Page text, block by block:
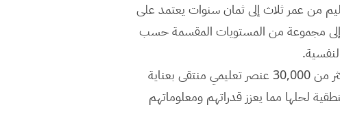
من عمر ثلاث إلى ثمان سنوات يعتمد على
إلى مجموعة من المستويات المقسمة حسب
بدمج هذه الطريقة مع ذكاء صنعي يكتشف أخطاء الطفل اللفظية عبر الاستماع والحوار واستخدام أكثر من 30,000 عنصر تعليمي منتقى بعناية
لحلها مما يعزز قدراتهم ومعلوماتهم